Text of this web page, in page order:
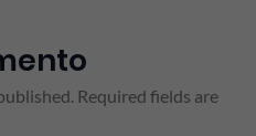
Required fields are